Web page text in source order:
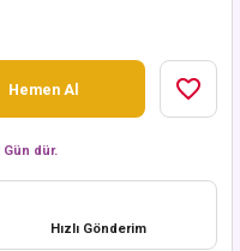
Hemen Al
Gün dür.
Hızlı Gönderim